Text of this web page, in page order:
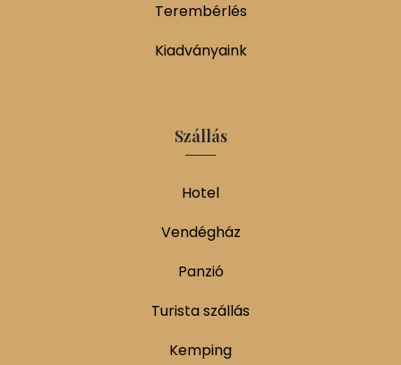
Terembérlés
Kiadványaink
Szállás
Hotel
Vendégház
Panzió
Turista szállás
Kemping